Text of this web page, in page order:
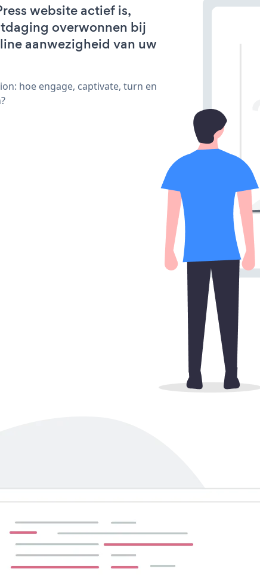
website actief is,
overwonnen bij
aanwezigheid van uw
hoe engage, captivate, turn en